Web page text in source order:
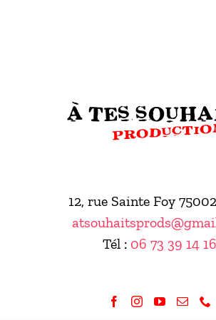
12, rue Sainte Foy
Tél : 06 73 39 14 16